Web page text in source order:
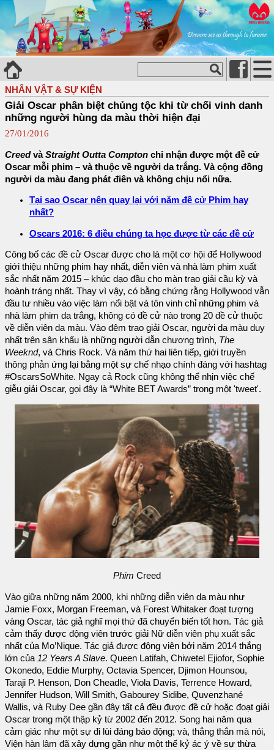
NHÂN VẬT & SỰ KIỆN
Giải Oscar phân biệt chủng tộc khi từ chối vinh danh
những người hùng da màu thời hiện đại
27/01/2016
CreedvàStraight Outta Compton chỉ nhận được một đề cử
Oscar mỗi phim – và thuộc về người da trắng. Và cộng đồng
người da màu đang phát điên và không chịu nổi nữa.
Tại sao Oscar nên quay lại với năm đề cử Phim hay
nhất?
Oscars 2016: 6 điều chúng ta học được từ các đề cử
Công bố các đề cử Oscar được cho là một cơ hội để Hollywood
giới thiệu những phim hay nhất, diễn viên và nhà làm phim xuất
sắc nhất năm 2015 – khúc dạo đầu cho màn trao giải cầu kỳ và
hoành tráng nhất. Thay vì vậy, có bằng chứng rằng Hollywood vẫn
đầu tư nhiều vào việc làm nổi bật và tôn vinh chỉ những phim và
nhà làm phim da trắng, không có đề cử nào trong 20 đề cử thuộc
về diễn viên da màu. Vào đêm trao giải Oscar, người da màu duy
nhất trên sân khấu là những người dẫn chương trình, The
Weeknd, và Chris Rock. Và năm thứ hai liên tiếp, giới truyền
thông phản ứng lại bằng một sự chế nhạo chính đáng với hashtag
#OscarsSoWhite. Ngay cả Rock cũng không thể nhịn việc chế
giễu giải Oscar, gọi đây là “White BET Awards” trong một 'tweet'.
Phim Creed
Vào giữa những năm 2000, khi những diễn viên da màu như
Jamie Foxx, Morgan Freeman, và Forest Whitaker đoạt tượng
vàng Oscar, tác giả nghĩ mọi thứ đã chuyển biến tốt hơn. Tác giả
cảm thấy được động viên trước giải Nữ diễn viên phụ xuất sắc
nhất của Mo’Nique. Tác giả được động viên bởi năm 2014 thắng
lớn của 12 Years A Slave. Queen Latifah, Chiwetel Ejiofor, Sophie
Okonedo, Eddie Murphy, Octavia Spencer, Djimon Hounsou,
Taraji P. Henson, Don Cheadle, Viola Davis, Terrence Howard,
Jennifer Hudson, Will Smith, Gabourey Sidibe, Quvenzhané
Wallis, và Ruby Dee gần đây tất cả đều được đề cử hoặc đoạt giải
Oscar trong một thập kỷ từ 2002 đến 2012. Song hai năm qua
cảm giác như một sự đi lùi đáng báo động; và, thẳng thắn mà nói,
Viện hàn lâm đã xây dựng gần như một thế kỷ ác ý về sự thừa